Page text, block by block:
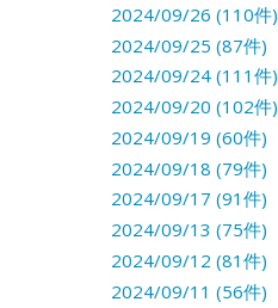
2024/09/26 (110件)
2024/09/25 (87件)
2024/09/24 (111件)
2024/09/20 (102件)
2024/09/19 (60件)
2024/09/18 (79件)
2024/09/17 (91件)
2024/09/13 (75件)
2024/09/12 (81件)
2024/09/11 (56件)